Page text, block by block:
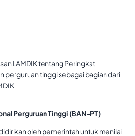
LAMDIK tentang Peringkat
perguruan tinggi sebagai bagian dari
Perguruan Tinggi (BAN-PT)
oleh pemerintah untuk menilai